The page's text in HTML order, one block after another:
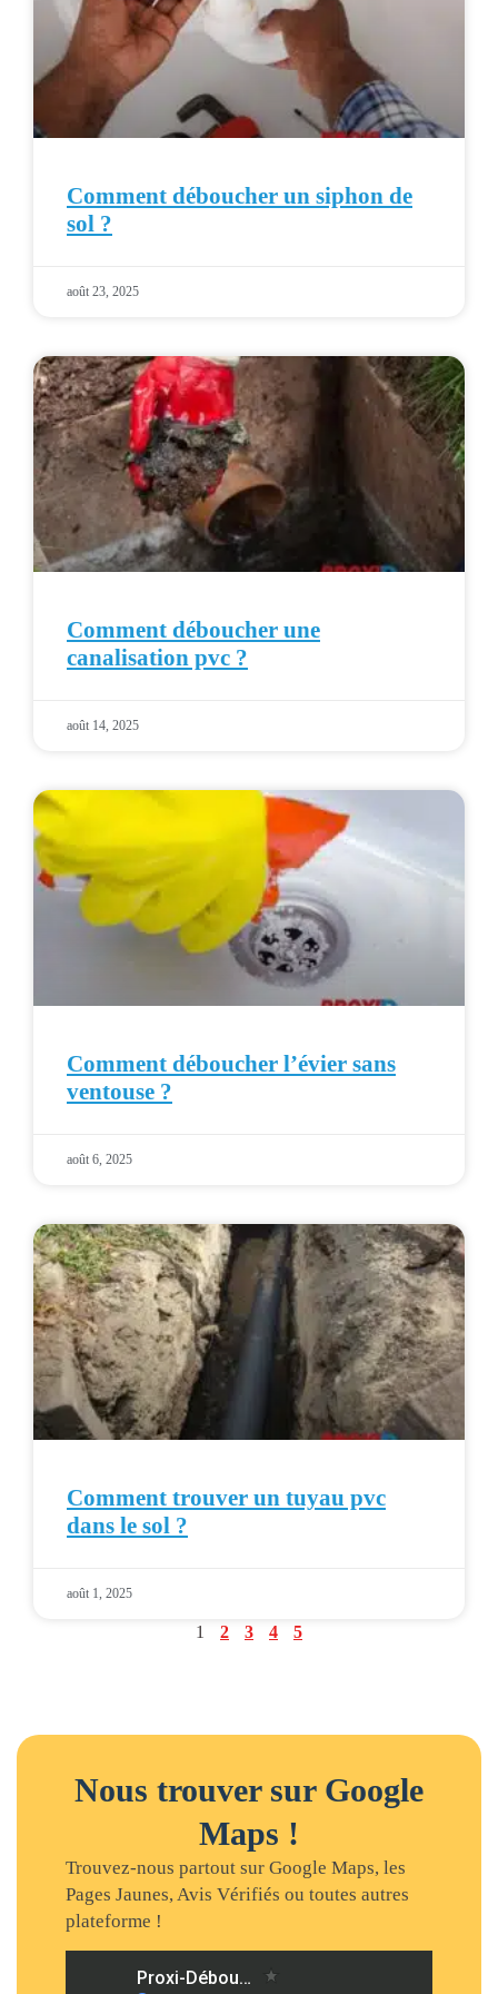
Comment déboucher un siphon de
sol ?
août 23, 2025
Comment déboucher une
canalisation pvc ?
août 14, 2025
Comment déboucher l’évier sans
ventouse ?
août 6, 2025
Comment trouver un tuyau pvc
dans le sol ?
août 1, 2025
1 2 3 4 5
Nous trouver sur Google
Maps !
Trouvez-nous partout sur Google Maps, les
Pages Jaunes, Avis Vérifiés ou toutes autres
plateforme !